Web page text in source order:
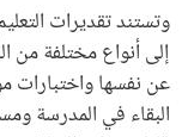
وتستند تقديرات
إلى أنواع مختلفة من
عن نفسها
البقاء في المدرسة